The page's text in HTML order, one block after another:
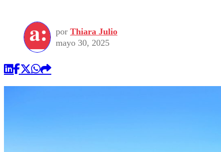
Torneo Internacional
Torneo Nacional
Internacional
Nacional
Programas
Comercial
por Thiara Julio
mayo 30, 2025